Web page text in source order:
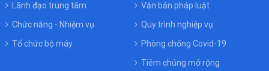
Lãnh đạo trung tâm
Chức năng - Nhiệm vụ
Tổ chức bộ máy
Văn bản pháp luật
Quy trình nghiệp vụ
Phòng chống Covid-19
Tiêm chủng mở rộng